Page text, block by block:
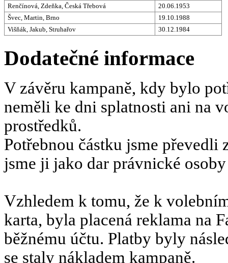
Renčínová, Zdeňka, Česká Třebová
20.06.1953
Švec, Martin, Brno
19.10.1988
Višňák, Jakub, Struhařov
30.12.1984
Dodatečné informace
V závěru kampaně, kdy bylo
neměli ke dni splatnosti ani na
prostředků.
Potřebnou částku jsme
jsme ji jako dar právnické
Vzhledem k tomu, že k
karta, byla placená reklama na
běžnému účtu. Platby byly
se staly nákladem kampaně.